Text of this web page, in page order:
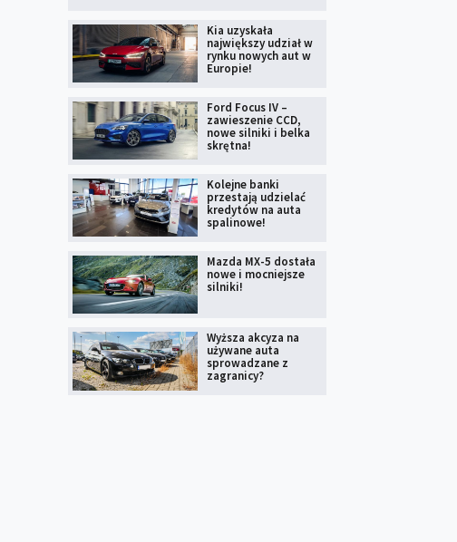
Kia uzyskała
największy udział w
rynku nowych aut w
Europie!
Ford Focus IV –
zawieszenie CCD,
nowe silniki i belka
skrętna!
Kolejne banki
przestają udzielać
kredytów na auta
spalinowe!
Mazda MX-5 dostała
nowe i mocniejsze
silniki!
Wyższa akcyza na
używane auta
sprowadzane z
zagranicy?